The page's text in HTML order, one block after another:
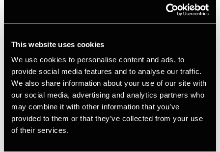
This website uses cookies
We use cookies to personalise content and ads, to
provide social media features and to analyse our traffic.
We also share information about your use of our site with
our social media, advertising and analytics partners who
may combine it with other information that you’ve
provided to them or that they’ve collected from your use
of their services.
indsatser, digitalisering, ny organisering og ny
samarbejdspartnere i arbejdet med at nytænke og
udvikle fremtidens beskæftigelsesindsats,
serviceniveau, arbejdstilrettelæggelse og
samarbejde.
Segmentere de nye lovgivningsmålgrupper i
operationelle undergrupper, som giver grundlag for at